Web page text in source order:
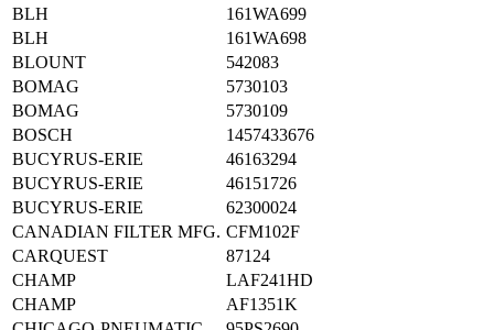
BLH
161WA699
BLH
161WA698
BLOUNT
542083
BOMAG
5730103
BOMAG
5730109
BOSCH
1457433676
BUCYRUS-ERIE
46163294
BUCYRUS-ERIE
46151726
BUCYRUS-ERIE
62300024
CANADIAN FILTER MFG. CFM102F
CARQUEST
87124
CHAMP
LAF241HD
CHAMP
AF1351K